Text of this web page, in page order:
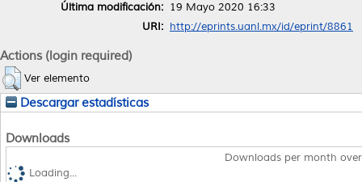
Última modificación: 19 Mayo 2020 16:33
URI: http://eprints.uanl.mx/id/eprint/8861
Actions (login required)
Ver elemento
Descargar estadísticas
Downloads
Downloads per month
Loading...